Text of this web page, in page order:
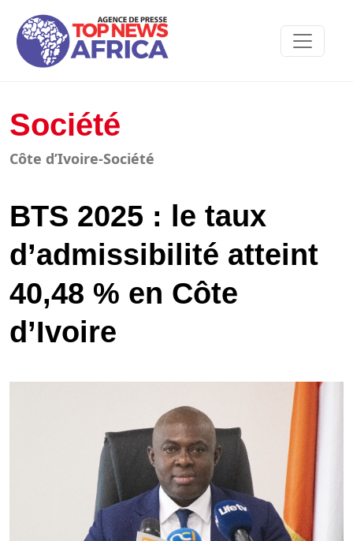
Société
Côte d’Ivoire-Société
BTS 2025 : le taux
d’admissibilité atteint
40,48 % en Côte
d’Ivoire